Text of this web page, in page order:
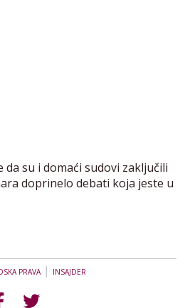
su i domaći sudovi zaključili
doprinelo debati koja jeste u
PRAVA| INSAJDER